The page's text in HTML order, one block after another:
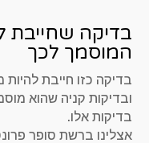
בדיקה שחייבת
המוסמך לכך
בדיקה כזו חייבת
ובדיקות קניה שהוא
בדיקות אלו.
אצלינו ברשת סופר